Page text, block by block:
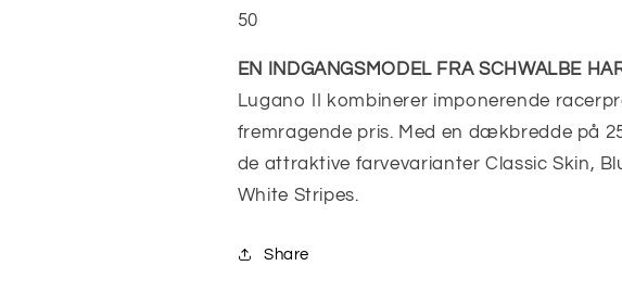
50
EN INDGANGSMODEL FRA SCHWALBE
Lugano II kombinerer imponerende
fremragende pris. Med en dækbredde på
de attraktive farvevarianter Classic Skin,
White Stripes.
Share